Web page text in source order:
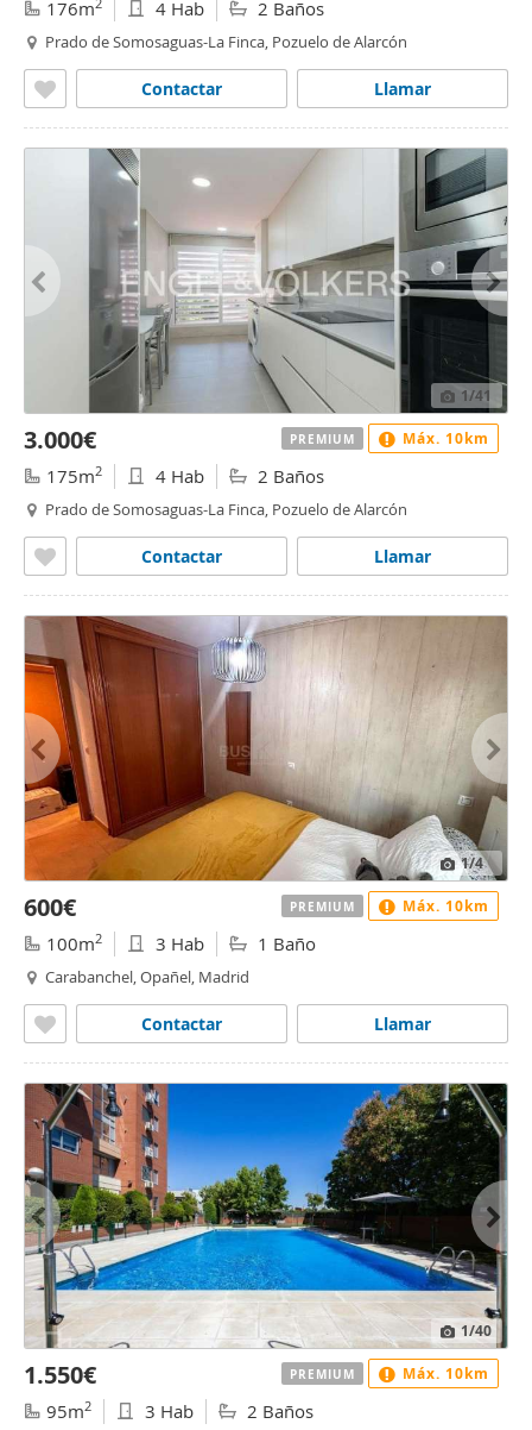
176m 4 Hab 2 Baños
Prado de Somosaguas-La Finca, Pozuelo de Alarcón
Llamar
Contactar
1/41
3.000€
175m2 4 Hab 2 Baños
Prado de Somosaguas-La Finca, Pozuelo de Alarcón
Llamar
Contactar
PREMIUM Máx. 10km
1/4
600€
100m2 3 Hab 1 Baño
Carabanchel, Opañel, Madrid
Llamar
Contactar
PREMIUM Máx. 10km
1/40
1.550€
95m2 3 Hab 2 Baños
PREMIUM Máx. 10km